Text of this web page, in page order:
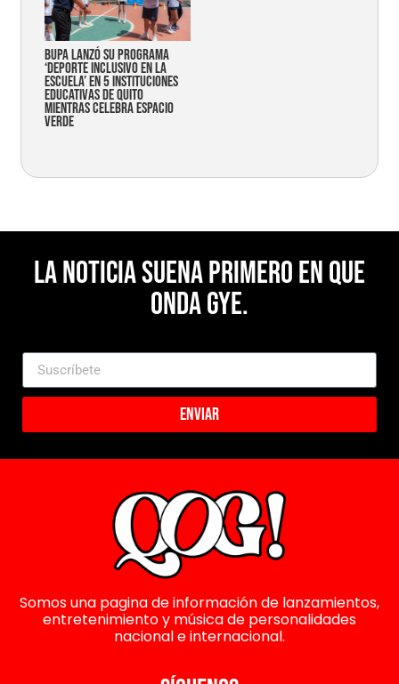
Bupa lanzó su programa
‘Deporte Inclusivo en la
Escuela’ en 5 instituciones
educativas de Quito
mientras celebra espacio
verde
La noticia suena primero en Que
Onda Gye.
Enviar
Somos una pagina de información de lanzamientos,
entretenimiento y música de personalidades
nacional e internacional.